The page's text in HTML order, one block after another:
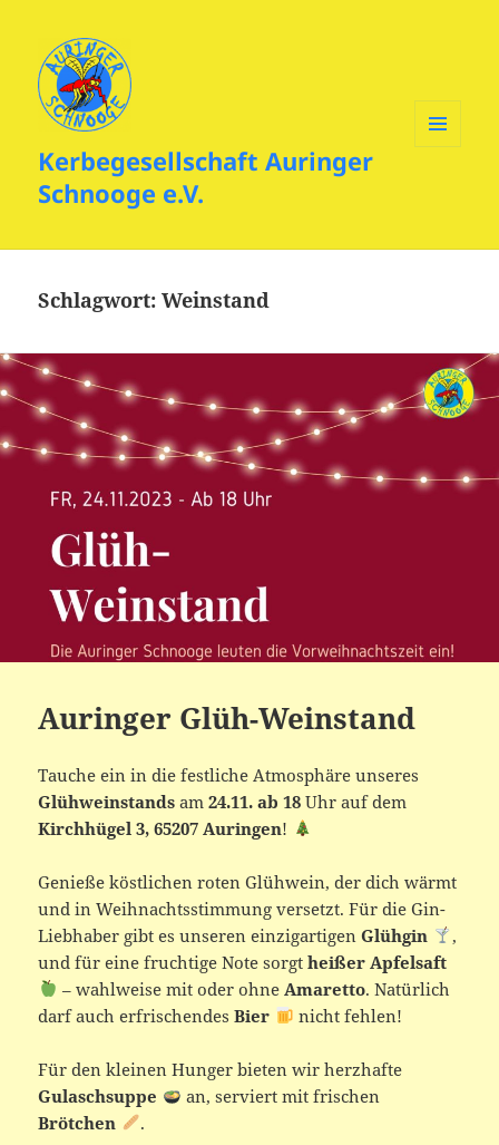
Kerbegesellschaft Auringer
Schnooge e.V.
Schlagwort:Weinstand
Auringer Glüh-Weinstand
Tauche ein in die festliche Atmosphäre unseres
Glühweinstandsam24.11. ab 18Uhr auf dem
Kirchhügel 3, 65207 Auringen!
Genieße köstlichen roten Glühwein, der dich wärmt
und in Weihnachtsstimmung versetzt. Für die Gin-
Liebhaber gibt es unseren einzigartigenGlühgin
,
und für eine fruchtige Note sorgtheißer Apfelsaft
– wahlweise mit oder ohne Amaretto. Natürlich
darf auch erfrischendesBier nicht fehlen!
Für den kleinen Hunger bieten wir herzhafte
Gulaschsuppe
an, serviert mit frischen
Brötchen
.